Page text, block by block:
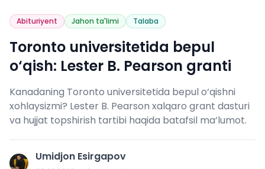
Abituriyent Jahon ta'limi Talaba
Toronto universitetida bepul
o‘qish: Lester B. Pearson granti
Kanadaning Toronto universitetida bepul o‘qishni
xohlaysizmi? Lester B. Pearson xalqaro grant dasturi
va hujjat topshirish tartibi haqida batafsil ma’lumot.
U Umidjon Esirgapov